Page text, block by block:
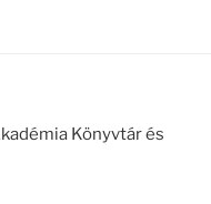
Könyvtár és